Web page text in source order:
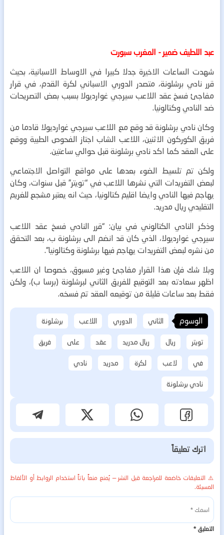
عبد اللطيف ضمير - المغرب سبورت
شهدت الساعات الاخيرة جدلا كبيرا في الاوساط الاسبانية، بحيث
قرر نادي برشلونة، متصدر الدوري الاسباني لكرة القدم، في قرار
مفاجئ فسخ عقد اللاعب سيرجي غوارديولا بسبب بعض التصريحات
ضد النادي وكتالونيا.
وكان نادي برشلونة قد وقع مع اللاعب سيرجي غوارديولا قادما من
فريق الكوركون الاثنين، اللاعب الشاب اجتاز الفحوص الطبية ووقع
على العقد كما اكد نادي برشلونة قبل حوالي ساعتين.
ولكن تم تلسيط الضوء بعدها على مواقع التواصل الاجتماعي
لبعض التغريدات التي نشرها اللاعب في “تويتر” قبل سنوات، وكان
يهاجم فيها النادي وايضا اقليم كتالونيا، حيث انه يعتبر مشجع للغريم
التقليدي ريال مدريد.
وذكر النادي الكتالوني في بيان: “قرر النادي فسخ عقد اللاعب
سيرجي غوارديولا، الذي كان قد انضم الى برشلونة ب، بعد التحقق
من نشره لبعض التغريدات يهاجم فيها برشلونة وكتالونيا”.
وبلا شك فإن هذا القرار مفاجئ وغير مسبوق، خصوصا ان اللاعب
اظهر سعادته بعد التوقيع للفريق الثاني لبرشلونة (برسا ب)، ولكن
فقط بعد ساعات قليلة من توقيعه العقد تم فسخه.
الوسوم الثاني الدوري اللاعب
برشلونة
تويتر
ريال ريال مدريد عقد على
فريق
في
لاعب لكرة مدريد
نادي
نادي برشلونة
اترك تعليقاً
⚠️ التعليقات خاضعة للمراجعة قبل النشر — يُمنع منعاً باتاً استخدام الروابط أو الألفاظ
المسيئة.
التعليق*